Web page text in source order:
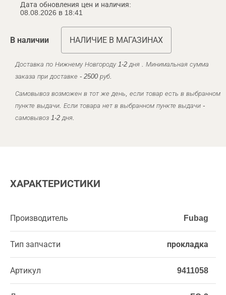
Дата обновления цен и наличия:
08.08.2026 в 18:41
В наличии НАЛИЧИЕ В МАГАЗИНАХ
Доставка по Нижнему Новгороду 1-2 дня . Минимальная сумма
заказа при доставке - 2500 руб.
Самовывоз возможен в тот же день, если товар есть в выбранном
пункте выдачи. Если товара нет в выбранном пункте выдачи -
самовывоз 1-2 дня.
ХАРАКТЕРИСТИКИ
Производитель Fubag
Тип запчасти прокладка
Артикул 9411058